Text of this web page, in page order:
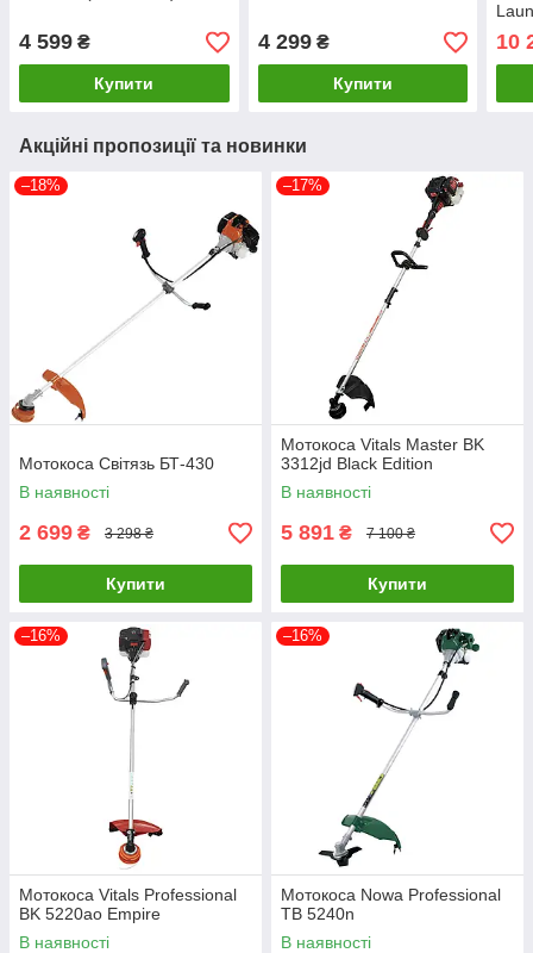
4 599 ₴
Купити
4 299₴
Купити
10
Акційні пропозиції та новинки
–18%
Мотокоса Світязь БТ-430
В наявності
2 699 ₴ 3 298 ₴
Купити
–17%
Мотокоса Vitals Master BK
3312jd Black Edition
В наявності
5 891 ₴ 7 100 ₴
Купити
–16%
Мотокоса Vitals Professional
BK 5220ao Empire
В наявності
–16%
Мотокоса Nowa Professional
TB 5240n
В наявності